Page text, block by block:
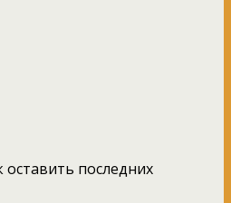
последних